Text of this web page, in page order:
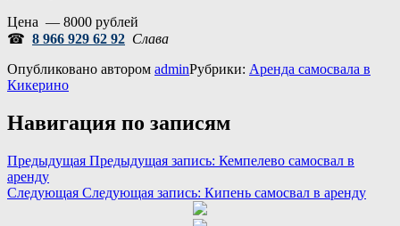
Цена — 8000 рублей
☎ 8 966 929 62 92 Слава
Опубликовано автором adminРубрики: Аренда самосвала в
Кикерино
Навигация по записям
Предыдущая Предыдущая запись: Кемпелево самосвал в
аренду
Следующая Следующая запись: Кипень самосвал в аренду